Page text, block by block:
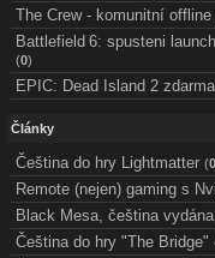
The Crew - komunitní
Battlefield 6: spusteni
(0)
EPIC: Dead Island 2 zdarma
Články
Čeština do hry Lightmatter (0
Remote (nejen) gaming s
Black Mesa, čeština vydána
Čeština do hry "The Bridge"